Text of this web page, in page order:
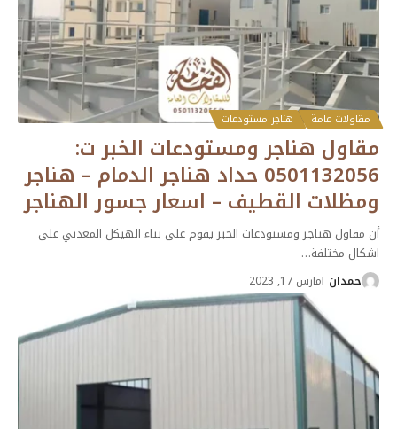
مقاولات عامة هناجر مستودعات
مقاول هناجر ومستودعات الخبر ت:
0501132056 حداد هناجر الدمام – هناجر
ومظلات القطيف – اسعار جسور الهناجر
أن مقاول هناجر ومستودعات الخبر يقوم على بناء الهيكل المعدني على
اشكال مختلفة…
حمدان مارس 17, 2023